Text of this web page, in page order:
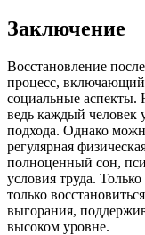
Заключение
Восстановление
процесс, включающий
социальные аспекты.
ведь каждый человек
подхода. Однако
регулярная
полноценный сон,
условия труда.
только
выгорания,
высоком уровне.